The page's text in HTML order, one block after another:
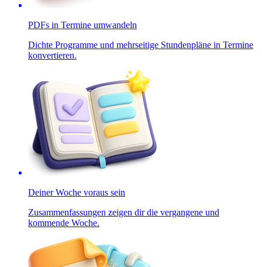
PDFs in Termine umwandeln
Dichte Programme und mehrseitige Stundenpläne in Termine
konvertieren.
Deiner Woche voraus sein
Zusammenfassungen zeigen dir die vergangene und
kommende Woche.